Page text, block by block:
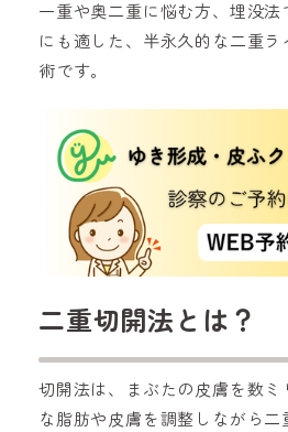
一重や奥二重に悩む方、埋没
にも適した、半永久的な二重
術です。
二重切開法とは？
切開法は、まぶたの皮膚を数
な脂肪や皮膚を調整しながら二